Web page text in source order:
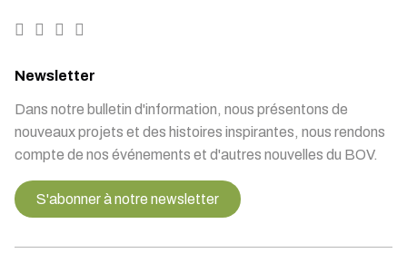
Newsletter
Dans notre bulletin d'information, nous présentons de
nouveaux projets et des histoires inspirantes, nous rendons
compte de nos événements et d'autres nouvelles du BOV.
S'abonner à notre newsletter